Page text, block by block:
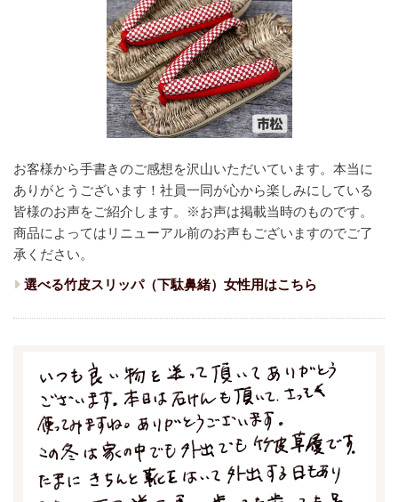
お客様から手書きのご感想を沢山いただいています。本当に
ありがとうございます！ 社員一同が心から楽しみにしている
皆様のお声をご紹介します。
※お声は掲載当時のものです。
商品によってはリニューアル前のお声もございますのでご了
承ください。
選べる竹皮スリッパ（下駄鼻緒）女性用はこちら